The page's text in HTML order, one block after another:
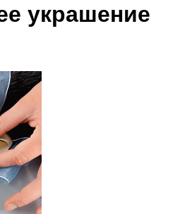
украшение